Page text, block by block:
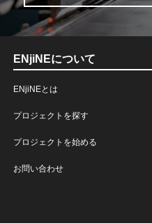
ENjiNEについて
ENjiNEとは
プロジェクトを探す
プロジェクトを始める
お問い合わせ